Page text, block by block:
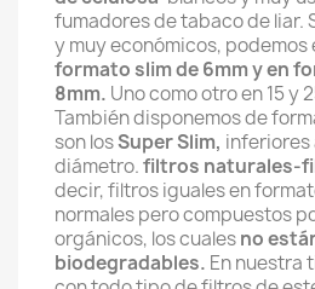
fumadores de tabaco de liar.
y muy económicos,
formato slim de 6mm y en
8mm. Uno como otro en 15 y
También disponemos de
son losSuper Slim, inferiores
diámetro.filtros naturales-
decir, filtros iguales en
normales pero compuestos
orgánicos, los cualesno
biodegradables. En nuestra